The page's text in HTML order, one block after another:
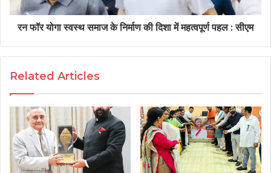
रन फॉर योगा स्वस्थ समाज के निर्माण की दिशा में महत्वपूर्ण पहल : सीएम
Related Articles